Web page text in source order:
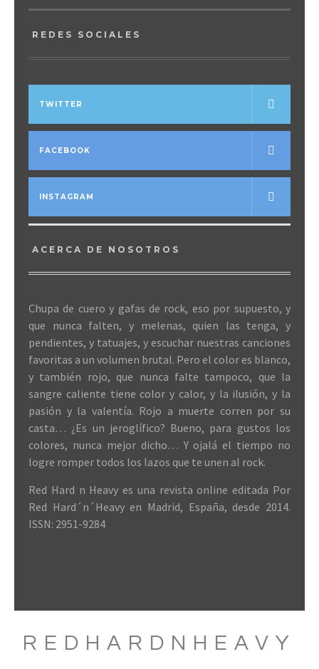
REDES SOCIALES
TWITTER
FACEBOOK
INSTAGRAM
ACERCA DE NOSOTROS
Chupa de cuero y gafas de rock, eso por supuesto, y
que nunca falten, y melenas, quien las tenga, y
pendientes, y tatuajes, y escuchar nuestras canciones
favoritas a un volumen brutal. Pero el color es blanco,
y también rojo, que nunca falte tampoco, que la
sangre caliente tiene color y calor, y la ilusión, y la
pasión y la valentía. Rojo a muerte corren por su
casta… ¿Es un jeroglífico? Bueno, para gustos los
colores, nunca mejor dicho… Y ojalá el tiempo no
logre romper todos los lazos que te unen al rock.
Red Hard n Heavy es una revista online editada Por
Red Hard´n´Heavy en Madrid, España, desde 2014.
ISSN: 2951-9284
REDHARDNHEAVY